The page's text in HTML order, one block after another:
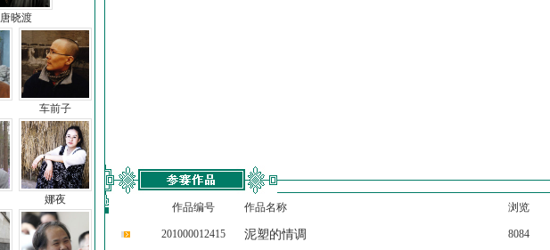
唐晓渡
车前子
娜夜
作品编号 作品名称 浏览
201000012415 泥塑的情调 8084